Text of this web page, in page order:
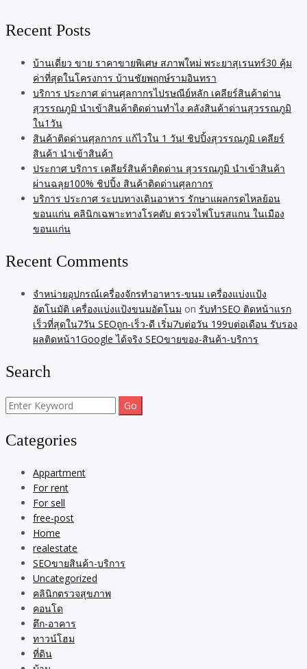
Recent Posts
บ้านเดี่ยว ขาย ราคาขายพิเศษ สภาพใหม่ พระยาสุเรนทร์30 คุ้ม
ค่าที่สุดในโครงการ บ้านชัยพฤกษ์รามอินทรา
บริการ ประกาศ ด่านศุลกากรไปรษณีย์หลัก เคลียร์สินค้าด่าน
สุวรรณภูมิ นำเข้าสินค้าติดด่านทำไง คลังสินค้าด่านสุวรรณภูมิ
ใน1วัน
สินค้าติดด่านศุลกากร แก้ไวใน 1 วัน! ชิปปิ้งสุวรรณภูมิ เคลียร์
สินค้า นำเข้าสินค้า
ประกาศ บริการ เคลียร์สินค้าติดด่าน สุวรรณภูมิ นำเข้าสินค้า
ผ่านฉลุย100% ชิปปิ้ง สินค้าติดด่านศุลกากร
บริการ ประกาศ ระบบทางเดินอาหาร รักษาแผลกรดไหลย้อน
ขอนแก่น คลินิกเฉพาะทางโรคตับ ตรวจไฟโบรสแกน ในเมือง
ขอนแก่น
Recent Comments
จำหน่ายอุปกรณ์เครื่องจักรทำอาหาร-ขนม เครื่องแบ่งแป้ง
อัตโนมัติ เครื่องแบ่งแป้งขนมอัตโนม on รับทำSEO ติดหน้าแรก
เร็วที่สุดใน7วัน SEOถูก-เร็ว-ดี เริ่ม7บต่อวัน 199บต่อเดือน รับรอง
ผลติดหน้า1Google ได้จริง SEOขายของ-สินค้า-บริการ
Search
Search
for:
Categories
Appartment
For rent
For sell
free-post
Home
realestate
SEOขายสินค้า-บริการ
Uncategorized
คลินิกตรวจสุขภาพ
คอนโด
ตึก-อาคาร
ทาวน์โฮม
ที่ดิน